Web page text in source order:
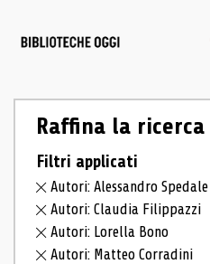
Raffina la ricerca
Filtri applicati
Autori: Alessandro Spedale
Autori: Claudia Filippazzi
Autori: Lorella Bono
Autori: Matteo Corradini